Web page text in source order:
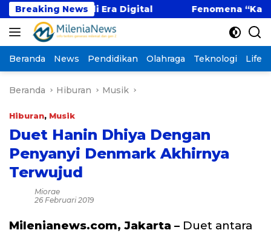
Langsung
ke
konten
Breaking News
di Era Digital Fenomena “Kabur Aja
Beranda News Pendidikan Olahraga Teknologi
Beranda Hiburan Musik
Hiburan, Musik
Duet Hanin Dhiya Dengan
Penyanyi Denmark Akhirnya
Terwujud
Miorae
26 Februari 2019
Milenianews.com, Jakarta – Duet antara